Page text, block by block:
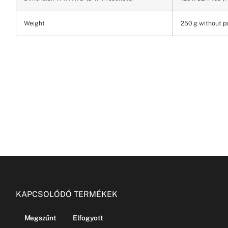
Weight 250 g without
KAPCSOLÓDÓ TERMÉKEK
Megszűnt Elfogyott